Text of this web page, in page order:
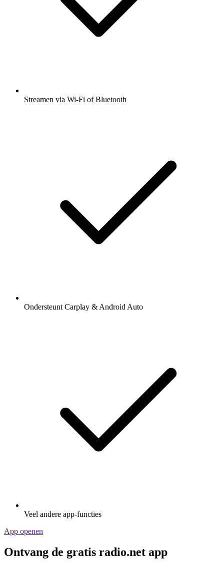
Streamen via Wi-Fi of Bluetooth
Ondersteunt Carplay & Android Auto
Veel andere app-functies
App openen
Ontvang de gratis radio.net app